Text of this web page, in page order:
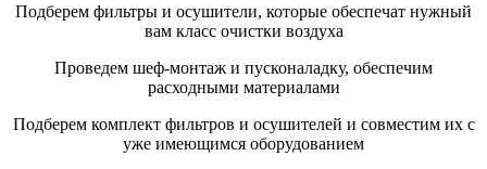
Подберем фильтры и осушители, которые обеспечат нужный
вам класс очистки воздуха
Проведем шеф-монтаж и пусконаладку, обеспечим
расходными материалами
Подберем комплект фильтров и осушителей и совместим их с
уже имеющимся оборудованием